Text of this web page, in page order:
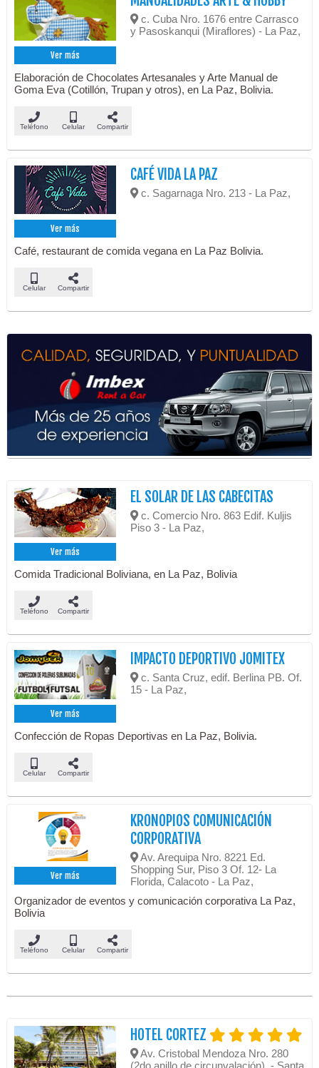
Ver más
c. Cuba Nro. 1676 entre Carrasco
y Pasoskanqui (Miraflores) - La Paz,
Elaboración de Chocolates Artesanales y Arte Manual de
Goma Eva (Cotillón, Trupan y otros), en La Paz, Bolivia.
Teléfono Celular Compartir
Ver más
CAFÉ VIDA LA PAZ
c. Sagarnaga Nro. 213 - La Paz,
Café, restaurant de comida vegana en La Paz Bolivia.
Celular Compartir
Ver más
EL SOLAR DE LAS CABECITAS
c. Comercio Nro. 863 Edif. Kuljis
Piso 3 - La Paz,
Comida Tradicional Boliviana, en La Paz, Bolivia
Teléfono Compartir
Ver más
IMPACTO DEPORTIVO JOMITEX
c. Santa Cruz, edif. Berlina PB. Of.
15 - La Paz,
Confección de Ropas Deportivas en La Paz, Bolivia.
Celular Compartir
Ver más
KRONOPIOS COMUNICACIÓN
CORPORATIVA
Av. Arequipa Nro. 8221 Ed.
Shopping Sur, Piso 3 Of. 12- La
Florida, Calacoto - La Paz,
Organizador de eventos y comunicación corporativa La Paz,
Bolivia
Teléfono Celular Compartir
HOTEL CORTEZ
Av. Cristobal Mendoza Nro. 280